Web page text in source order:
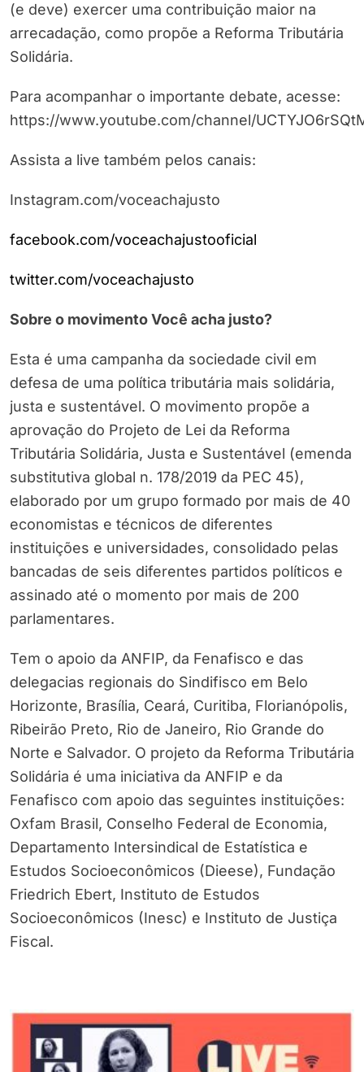
(e deve) exercer uma contribuição maior na
arrecadação, como propõe a Reforma Tributária
Solidária.
Para acompanhar o importante debate, acesse:
https://www.youtube.com/channel/
Assista a live também pelos canais:
Instagram.com/voceachajusto
facebook.com/voceachajustooficial
twitter.com/voceachajusto
Sobre o movimento Você acha justo?
Esta é uma campanha da sociedade civil em
defesa de uma política tributária mais solidária,
justa e sustentável. O movimento propõe a
aprovação do Projeto de Lei da Reforma
Tributária Solidária, Justa e Sustentável (emenda
substitutiva global n. 178/2019 da PEC 45),
elaborado por um grupo formado por mais de 40
economistas e técnicos de diferentes
instituições e universidades, consolidado pelas
bancadas de seis diferentes partidos políticos e
assinado até o momento por mais de 200
parlamentares.
Tem o apoio da ANFIP, da Fenafisco e das
delegacias regionais do Sindifisco em Belo
Horizonte, Brasília, Ceará, Curitiba, Florianópolis,
Ribeirão Preto, Rio de Janeiro, Rio Grande do
Norte e Salvador. O projeto da Reforma Tributária
Solidária é uma iniciativa da ANFIP e da
Fenafisco com apoio das seguintes instituições:
Oxfam Brasil, Conselho Federal de Economia,
Departamento Intersindical de Estatística e
Estudos Socioeconômicos (Dieese), Fundação
Friedrich Ebert, Instituto de Estudos
Socioeconômicos (Inesc) e Instituto de Justiça
Fiscal.